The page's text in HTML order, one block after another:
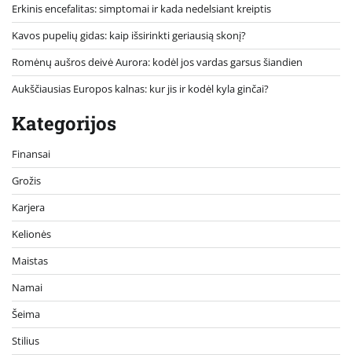
Erkinis encefalitas: simptomai ir kada nedelsiant kreiptis
Kavos pupelių gidas: kaip išsirinkti geriausią skonį?
Romėnų aušros deivė Aurora: kodėl jos vardas garsus šiandien
Aukščiausias Europos kalnas: kur jis ir kodėl kyla ginčai?
Kategorijos
Finansai
Grožis
Karjera
Kelionės
Maistas
Namai
Šeima
Stilius